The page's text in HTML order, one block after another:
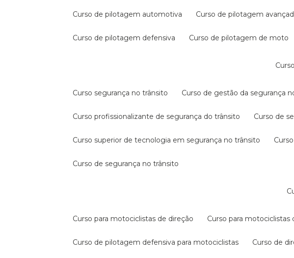
curso de pilotagem automotiva curso de pilotagem
curso de pilotagem defensiva curso de pilotagem de moto
curso segurança no trânsito curso de gestão da segurança
curso profissionalizante de segurança do trânsito curso de
curso superior de tecnologia em segurança no trânsito
curso de segurança no trânsito
curso para motociclistas de direção curso para
curso de pilotagem defensiva para motociclistas curso de